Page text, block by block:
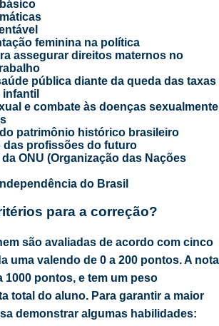
feminina na política
assegurar direitos maternos no
pública diante da queda das taxas
e combate às doenças sexualmente
patrimônio histórico brasileiro
das profissões do futuro
ONU (Organização das Nações
do Brasil
para a correção?
são avaliadas de acordo com cinco
uma valendo de 0 a 200 pontos. A nota
1000 pontos, e tem um peso
total do aluno. Para garantir a maior
demonstrar algumas habilidades: